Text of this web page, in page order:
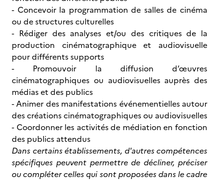
- Concevoir la programmation de salles de cinéma
ou de structures culturelles
- Rédiger des analyses et/ou des critiques de la
production cinématographique et audiovisuelle
pour différents supports
- Promouvoir la diffusion d’œuvres
cinématographiques ou audiovisuelles auprès des
médias et des publics
- Animer des manifestations événementielles autour
des créations cinématographiques ou audiovisuelles
- Coordonner les activités de médiation en fonction
des publics attendus
Dans certains établissements, d'autres compétences
spécifiques peuvent permettre de décliner, préciser
ou compléter celles qui sont proposées dans le cadre